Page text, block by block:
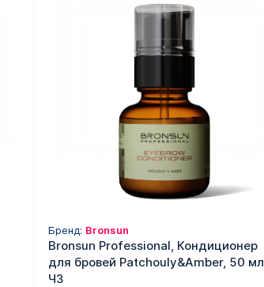
Бренд: Bronsun
Bronsun Professional, Кондиционер
для бровей Patchouly&Amber, 50 мл
ЧЗ